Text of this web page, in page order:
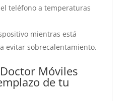
teléfono a temperaturas
mientras está
evitar sobrecalentamiento.
Móviles
de tu